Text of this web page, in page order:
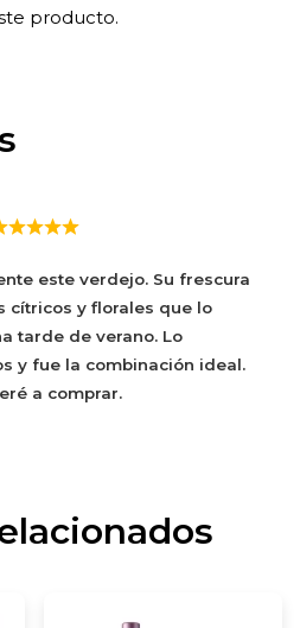
producto.
PERFECTO PARA
este verdejo. Su frescura
cítricos y florales que lo
tarde de verano. Lo
y fue la combinación ideal.
a comprar.